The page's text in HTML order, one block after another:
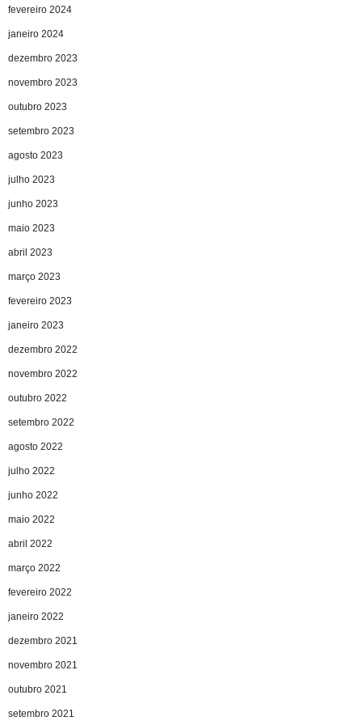
fevereiro 2024
janeiro 2024
dezembro 2023
novembro 2023
outubro 2023
setembro 2023
agosto 2023
julho 2023
junho 2023
maio 2023
abril 2023
março 2023
fevereiro 2023
janeiro 2023
dezembro 2022
novembro 2022
outubro 2022
setembro 2022
agosto 2022
julho 2022
junho 2022
maio 2022
abril 2022
março 2022
fevereiro 2022
janeiro 2022
dezembro 2021
novembro 2021
outubro 2021
setembro 2021